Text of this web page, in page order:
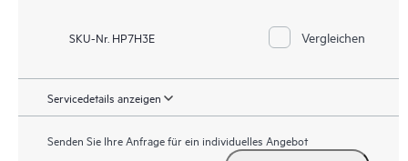
SKU-Nr. HP7H3E Vergleichen
Servicedetails anzeigen
Senden Sie Ihre Anfrage für ein individuelles Angebot